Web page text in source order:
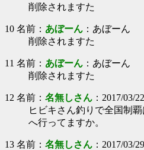
削除されますた
10 名前： あぼーん ：あぼーん
削除されますた
11 名前： あぼーん ：あぼーん
削除されますた
12 名前： 名無しさん ：2017/03/
ヒビキさん釣りで全国制
へ行ってますか。
13 名前： 名無しさん ：2017/03/